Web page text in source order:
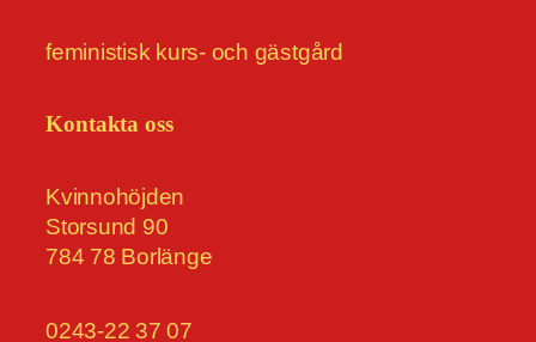
feministisk kurs- och gästgård
Kontakta oss
Kvinnohöjden
Storsund 90
784 78 Borlänge
0243-22 37 07